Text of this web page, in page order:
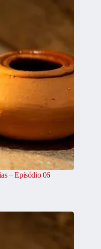
– Episódio 06